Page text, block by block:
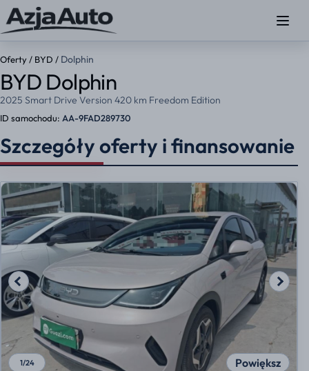
Oferty / BYD / Dolphin
BYD Dolphin
2025 Smart Drive Version 420 km Freedom Edition
ID samochodu: AA-9FAD289730
Szczegóły oferty i finansowanie
Powiększ
1/24